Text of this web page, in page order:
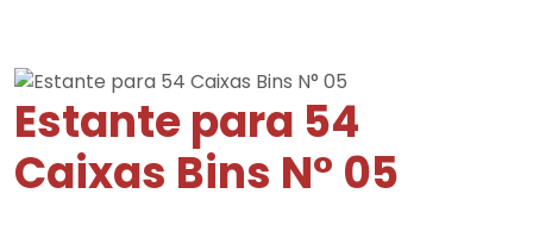
Estante para 54
Caixas Bins N° 05